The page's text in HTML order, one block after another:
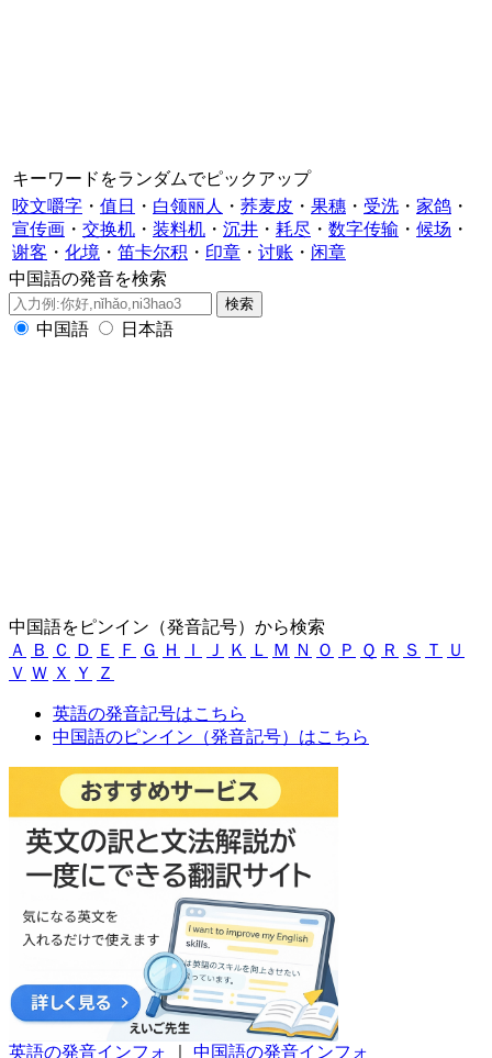
キーワードをランダムでピックアップ
咬文嚼字 ・ 值日 ・ 白领丽人 ・ 荞麦皮 ・ 果穗 ・ 受洗 ・ 家鸽 ・
宣传画 ・ 交换机 ・ 装料机 ・ 沉井 ・ 耗尽 ・ 数字传输 ・ 候场 ・
谢客 ・ 化境 ・ 笛卡尔积 ・ 印章 ・ 讨账 ・ 闲章
中国語の発音を検索
中国語 日本語
中国語をピンイン（発音記号）から検索
Ａ
Ｂ Ｃ Ｄ Ｅ Ｆ Ｇ Ｈ Ｉ Ｊ Ｋ Ｌ Ｍ Ｎ Ｏ Ｐ Ｑ Ｒ Ｓ Ｔ
Ｕ
Ｖ Ｗ Ｘ Ｙ Ｚ
英語の発音記号はこちら
中国語のピンイン（発音記号）はこちら
英語の発音インフォ 中国語の発音インフォ